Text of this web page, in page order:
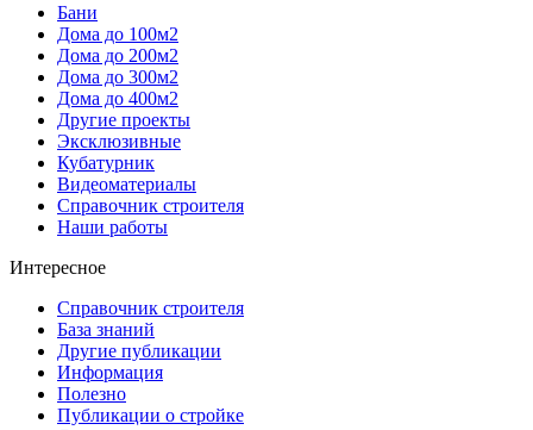
Бани
Дома до 100м2
Дома до 200м2
Дома до 300м2
Дома до 400м2
Другие проекты
Эксклюзивные
Кубатурник
Видеоматериалы
Справочник строителя
Наши работы
Интересное
Справочник строителя
База знаний
Другие публикации
Информация
Полезно
Публикации о стройке